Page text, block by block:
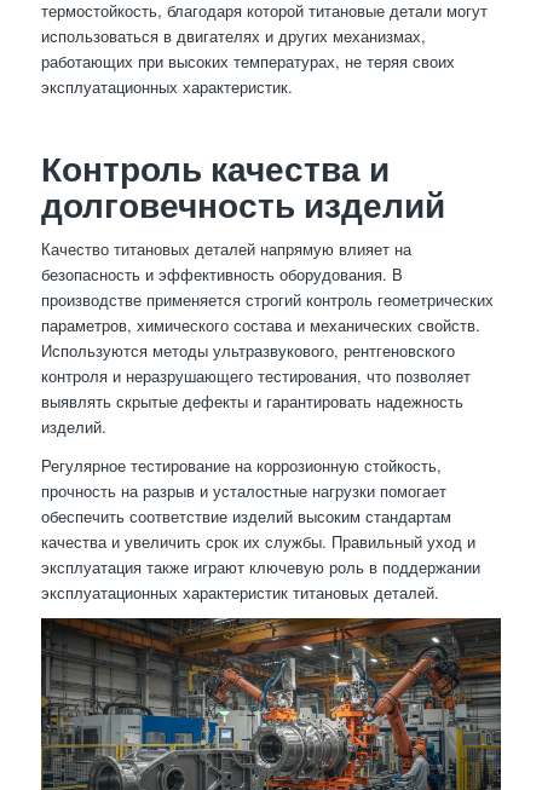
термостойкость, благодаря которой титановые детали могут
использоваться в двигателях и других механизмах,
работающих при высоких температурах, не теряя своих
эксплуатационных характеристик.
Контроль качества и
долговечность изделий
Качество титановых деталей напрямую влияет на
безопасность и эффективность оборудования. В
производстве применяется строгий контроль геометрических
параметров, химического состава и механических свойств.
Используются методы ультразвукового, рентгеновского
контроля и неразрушающего тестирования, что позволяет
выявлять скрытые дефекты и гарантировать надежность
изделий.
Регулярное тестирование на коррозионную стойкость,
прочность на разрыв и усталостные нагрузки помогает
обеспечить соответствие изделий высоким стандартам
качества и увеличить срок их службы. Правильный уход и
эксплуатация также играют ключевую роль в поддержании
эксплуатационных характеристик титановых деталей.